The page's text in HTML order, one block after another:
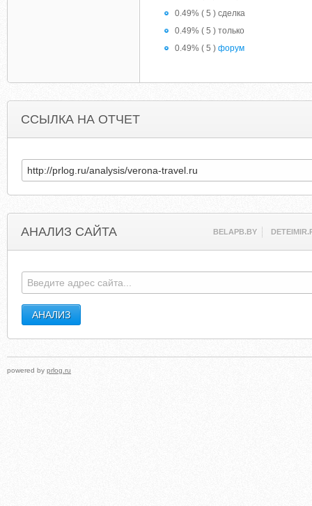
0.49% ( 5 ) сделка
0.49% ( 5 ) только
0.49% ( 5 ) форум
ССЫЛКА НА ОТЧЕТ
АНАЛИЗ САЙТА BELAPB.BY
powered by prlog.ru